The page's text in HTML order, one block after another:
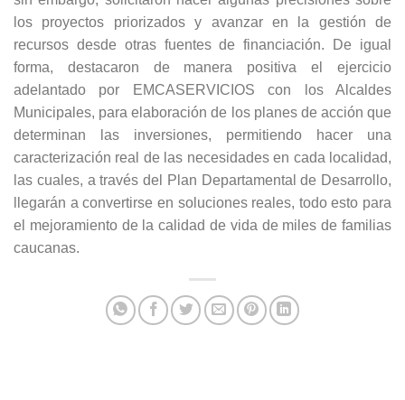
los proyectos priorizados y avanzar en la gestión de
recursos desde otras fuentes de financiación. De igual
forma, destacaron de manera positiva el ejercicio
adelantado por EMCASERVICIOS con los Alcaldes
Municipales, para elaboración de los planes de acción que
determinan las inversiones, permitiendo hacer una
caracterización real de las necesidades en cada localidad,
las cuales, a través del Plan Departamental de Desarrollo,
llegarán a convertirse en soluciones reales, todo esto para
el mejoramiento de la calidad de vida de miles de familias
caucanas.